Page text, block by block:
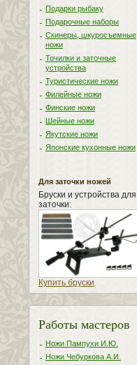
Подарки рыбаку
Подарочные наборы
Скинеры, шкуросъемные
ножи
Точилки и заточные
устройства
Туристические ножи
Филейные ножи
Финские ножи
Шейные ножи
Якутские ножи
Японские кухонные ножи
Для заточки ножей
Бруски и устройства для
заточки:
Купить бруски
Работы мастеров
Ножи Пампухи И.Ю.
Ножи Чебуркова А.И.